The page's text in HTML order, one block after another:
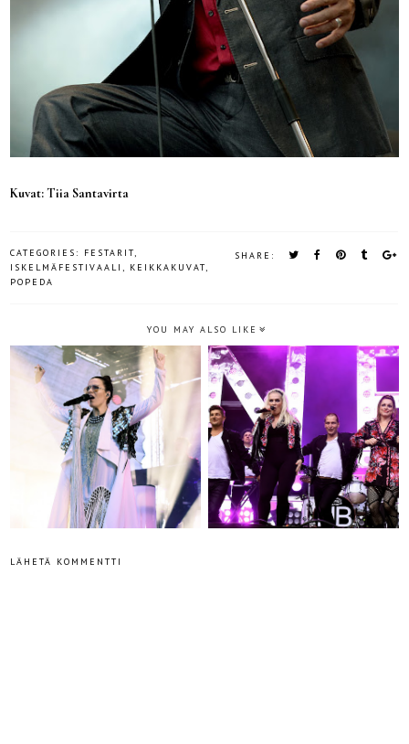
Kuvat: Tiia Santavirta
SHARE:
CATEGORIES: FESTARIT,
ISKELMÄFESTIVAALI, KEIKKAKUVAT,
POPEDA
YOU MAY ALSO LIKE
LÄHETÄ KOMMENTTI